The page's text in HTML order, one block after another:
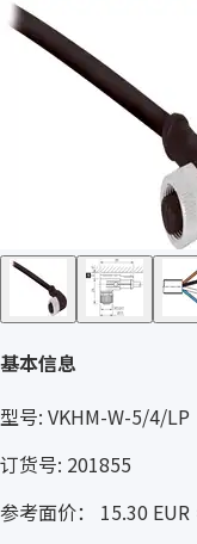
基本信息
型号: VKHM-W-5/4/LP
订货号: 201855
参考面价： 15.30 EUR